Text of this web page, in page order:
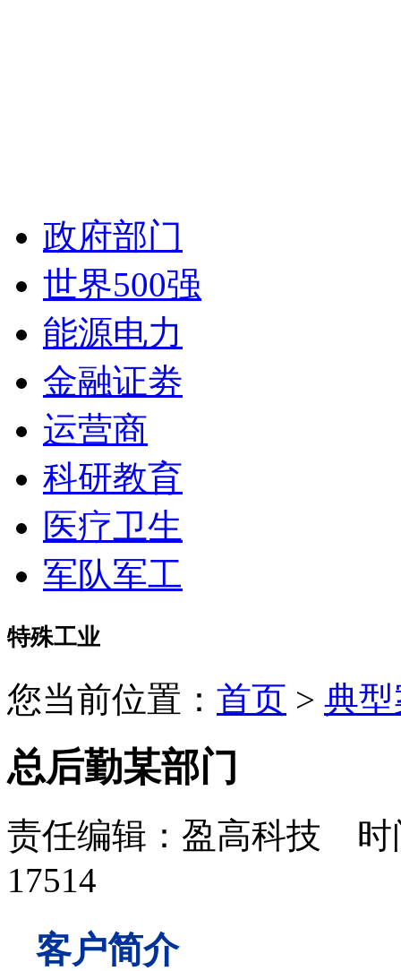
政府部门
世界500强
能源电力
金融证劵
运营商
科研教育
医疗卫生
军队军工
特殊工业
您当前位置： 首页 > 典
总后勤某部门
责任编辑：盈高科技 时
17514
客户简介